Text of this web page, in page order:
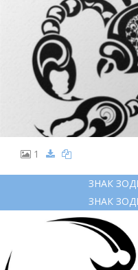
1
ЗНАК
ЗНАК